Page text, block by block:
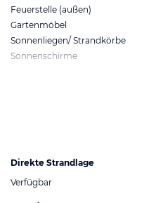
Feuerstelle (außen)
Gartenmöbel
Sonnenliegen/ Strandkörbe
Sonnenschirme
Direkte Strandlage
Verfügbar